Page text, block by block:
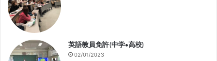
英語教員免許(中学•高校)
02/01/2023